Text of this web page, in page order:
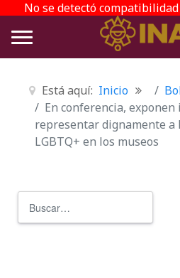
No se detectó
Está aquí: Inicio
En conferencia,
representar dignamente a
LGBTQ+ en los museos